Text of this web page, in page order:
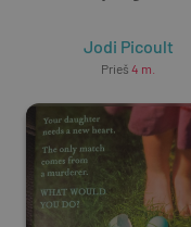
Jodi Picoult
Prieš 4 m.